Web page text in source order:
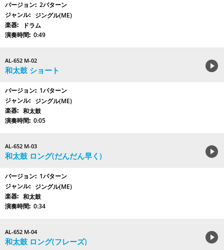
2パターン
ジングル(ME)
ドラム
0:49
AL-652 M-02
和太鼓 ショート
1パターン
ジングル(ME)
和太鼓
0:05
AL-652 M-03
和太鼓 ロング(だんだん早く)
1パターン
ジングル(ME)
和太鼓
0:34
AL-652 M-04
和太鼓 ロング(フレーズ)